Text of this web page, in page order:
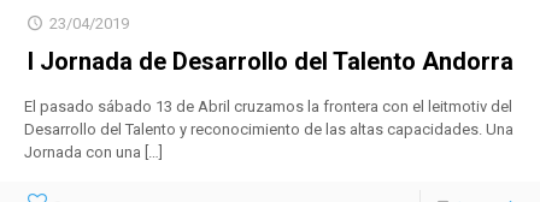
23/04/2019
I Jornada de Desarrollo del Talento Andorra
El pasado sábado 13 de Abril cruzamos la frontera con el leitmotiv del
Desarrollo del Talento y reconocimiento de las altas capacidades. Una
Jornada con una […]